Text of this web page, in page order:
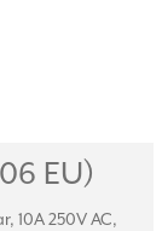
EU)
10A 250V AC,